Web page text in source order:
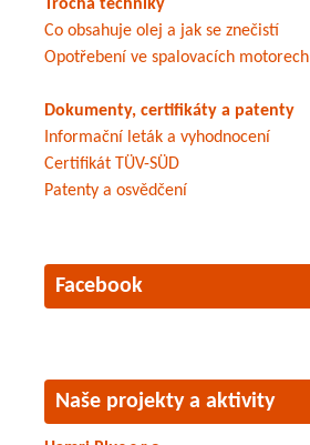
Trocha techniky
Co obsahuje olej a jak se znečistí
Opotřebení ve spalovacích motorech
Dokumenty, certifikáty a patenty
Informační leták a vyhodnocení
Certifikát TÜV-SÜD
Patenty a osvědčení
Facebook
Naše projekty a aktivity